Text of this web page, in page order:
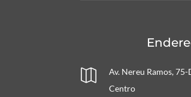

Av. Nereu Ramos, 75-
Centro